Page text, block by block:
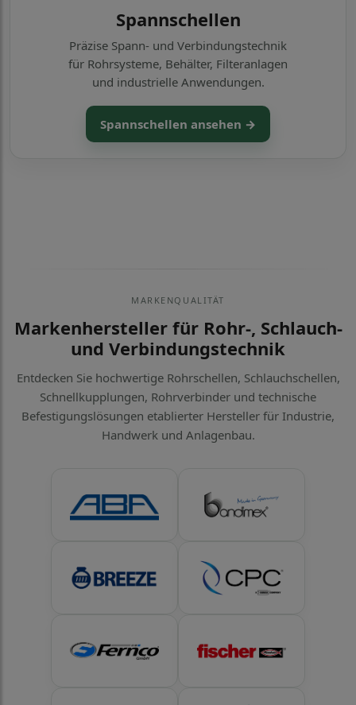
Spannschellen
Präzise Spann- und Verbindungstechnik
für Rohrsysteme, Behälter, Filteranlagen
und industrielle Anwendungen.
Spannschellen ansehen →
MARKENQUALITÄT
Markenhersteller für Rohr-, Schlauch-
und Verbindungstechnik
Entdecken Sie hochwertige Rohrschellen, Schlauchschellen,
Schnellkupplungen, Rohrverbinder und technische
Befestigungslösungen etablierter Hersteller für Industrie,
Handwerk und Anlagenbau.